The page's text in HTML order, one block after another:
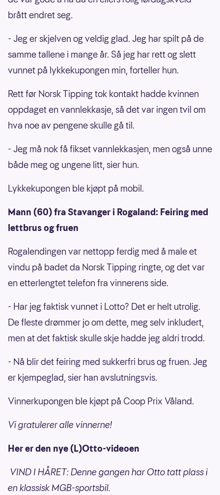
brått endret seg.
- Jeg er skjelven og veldig glad. Jeg har spilt på de
samme tallene i mange år. Så jeg har rett og slett
vunnet på lykkekupongen min, forteller hun.
Rett før Norsk Tipping tok kontakt hadde kvinnen
oppdaget en vannlekkasje, så det var ingen tvil om
hva noe av pengene skulle gå til.
- Jeg må nok få fikset vannlekkasjen, men også unne
både meg og ungene litt, sier hun.
Lykkekupongen ble kjøpt på mobil.
Mann (60) fra Stavanger i Rogaland: Feiring med
lettbrus og fruen
Rogalendingen var nettopp ferdig med å male et
vindu på badet da Norsk Tipping ringte, og det var
en etterlengtet telefon fra vinnerens side.
- Har jeg faktisk vunnet i Lotto? Det er helt utrolig.
De fleste drømmer jo om dette, meg selv inkludert,
men at det faktisk skulle skje hadde jeg aldri trodd.
- Nå blir det feiring med sukkerfri brus og fruen. Jeg
er kjempeglad, sier han avslutningsvis.
Vinnerkupongen ble kjøpt på Coop Prix Våland.
Vi gratulerer alle vinnerne!
Her er den nye (L)Otto-videoen
VIND I HÅRET: Denne gangen har Otto tatt plass i
en klassisk MGB-sportsbil.